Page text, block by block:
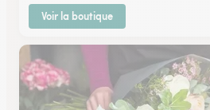
Voir la boutique